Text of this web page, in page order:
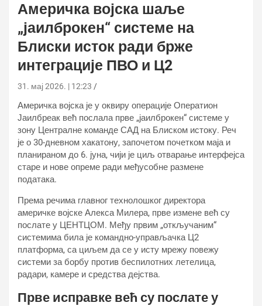
Америчка војска шаље
„јаилброкен“ системе на
Блиски исток ради брже
интеграције ПВО и Ц2
31. мај 2026. | 12:23
Америчка војска је у оквиру операције Оператион
Јаилбреак већ послала прве „јаилброкен“ системе у
зону Централне команде САД на Блиском истоку. Реч
је о 30-дневном хакатону, започетом почетком маја и
планираном до 6. јуна, чији је циљ отварање интерфејса
старе и нове опреме ради међусобне размене
података.
Према речима главног технолошког директора
америчке војске Алекса Милера, прве измене већ су
послате у ЦЕНТЦОМ. Међу првим „откључаним“
системима била је командно-управљачка Ц2
платформа, са циљем да се у исту мрежу повежу
системи за борбу против беспилотних летелица,
радари, камере и средства дејства.
Прве исправке већ су послате у